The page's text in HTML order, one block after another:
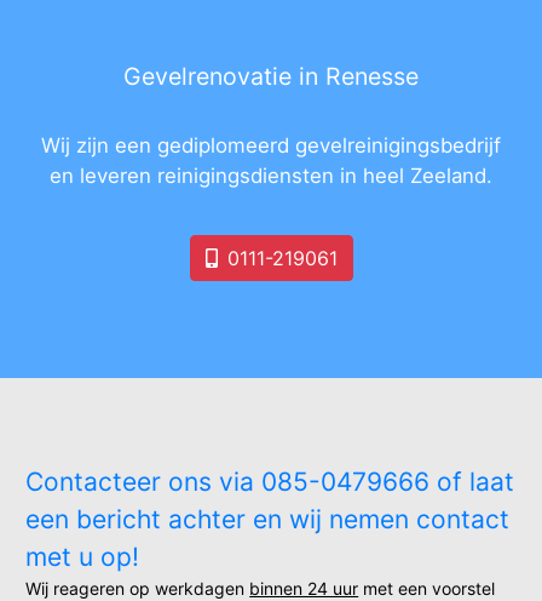
Gevelrenovatie in Renesse
Wij zijn een gediplomeerd gevelreinigingsbedrijf
en leveren reinigingsdiensten in heel Zeeland.
0111-219061
Contacteer ons via 085-0479666 of laat
een bericht achter en wij nemen contact
met u op!
Wij reageren op werkdagen binnen 24 uur met een voorstel